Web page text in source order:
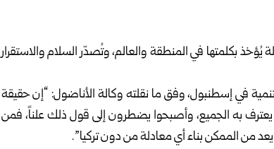
بكلمتها في المنطقة والعالم، وتُصدّر السلام والاستقرار
في إسطنبول، وفق ما نقلته وكالة الأناضول: “إن حقيقة
يعترف به الجميع، وأصبحوا يضطرون إلى قول ذلك علناً، فمن
يعد من الممكن بناء أي معادلة من دون تركيا”.